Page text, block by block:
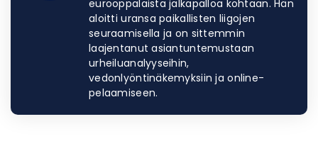
eurooppalaista jalkapalloa kohtaan. Hän
aloitti uransa paikallisten liigojen
seuraamisella ja on sittemmin
laajentanut asiantuntemustaan
urheiluanalyyseihin,
vedonlyöntinäkemyksiin ja online-
pelaamiseen.